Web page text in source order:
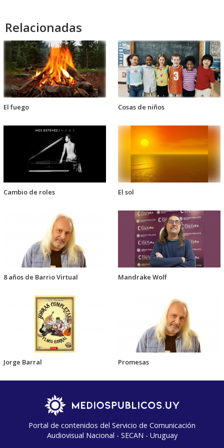
Relacionadas
El fuego Cosas de niños
Cambio de roles El sol
8 años de Barrio Virtual Mandrake Wolf
Jorge Barral Promesas
Portal de contenidos del Servicio de Comunicación
Audiovisual Nacional - SECAN - Uruguay